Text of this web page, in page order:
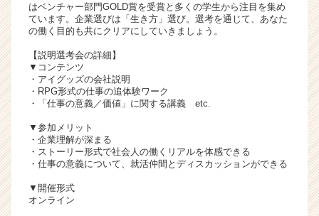
活
サ
チ
ア
キ
ア
（C
はベンチャー部門GOLD賞を受賞と多くの学生から注目を集め
ています。企業選びは「生き方」選び。選考を通じて、あなた
の働く目的も共にクリアにしていきましょう。
【説明選考会の詳細】
▼コンテンツ
・アイグッズの会社説明
・RPG形式の仕事の追体験ワーク
・「仕事の意義／価値」に関する講義 etc.
▼参加メリット
・企業理解が深まる
・ストーリー形式で社会人の働くリアルを体感できる
・仕事の意義について、就活仲間とディスカッションができる
▼開催形式
オンライン